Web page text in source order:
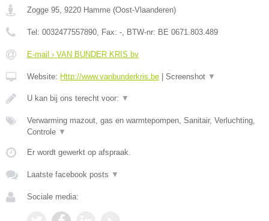
Zogge 95, 9220 Hamme (Oost-Vlaanderen)
Tel: 0032477557890, Fax: -, BTW-nr: BE 0671.803.489
E-mail › VAN BUNDER KRIS bv
Website: Http://www.vanbunderkris.be Screenshot ▼
U kan bij ons terecht voor: ▼
Verwarming mazout, gas en warmtepompen, Sanitair, Verluchting,
Controle ▼
Er wordt gewerkt op afspraak.
Laatste facebook posts ▼
Sociale media: